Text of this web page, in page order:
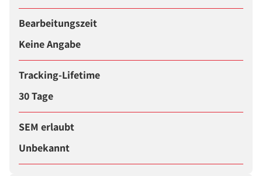
Bearbeitungszeit
Keine Angabe
Tracking-Lifetime
30 Tage
SEM erlaubt
Unbekannt